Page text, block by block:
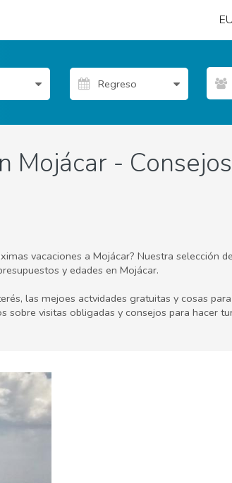
Mojácar -
vacaciones a Mojácar? Nuestra selección
y edades en Mojácar.
las mejoes actvidades gratuitas y cosas
sobre visitas obligadas y consejos para hacer